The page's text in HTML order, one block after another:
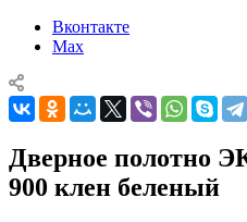
Вконтакте
Max
Дверное полотно
900 клен беленый